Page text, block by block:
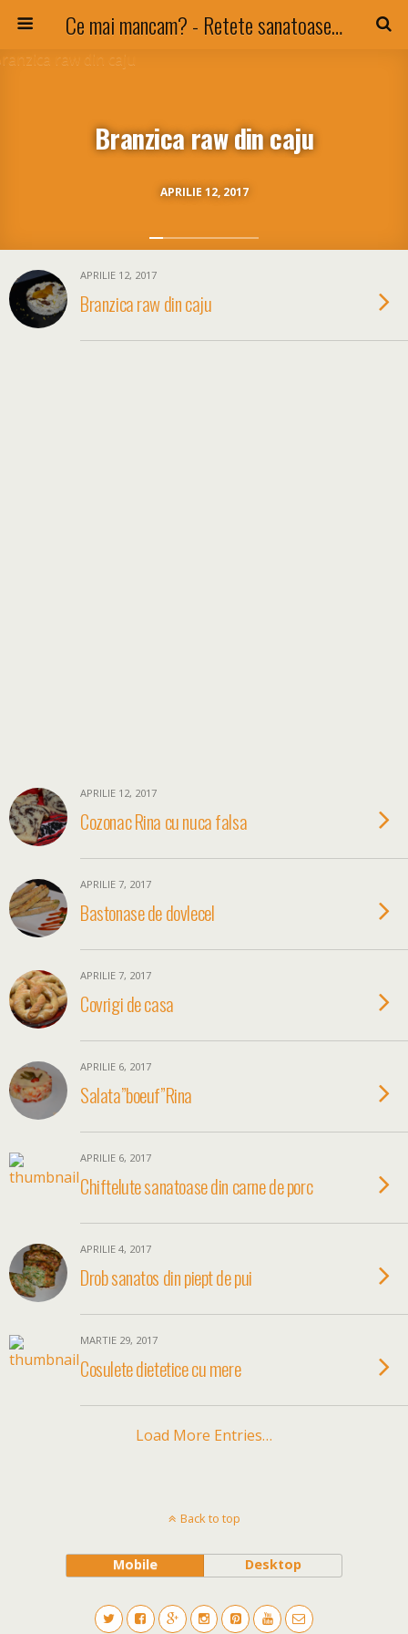
Ce mai mancam? - Retete sanatoase si nu numai !
APRILIE 12, 2017
Branzica raw din caju
APRILIE 12, 2017
Branzica raw din caju
APRILIE 12, 2017
Cozonac Rina cu nuca falsa
APRILIE 7, 2017
Bastonase de dovlecel
APRILIE 7, 2017
Covrigi de casa
APRILIE 6, 2017
Salata”boeuf”Rina
APRILIE 6, 2017
Chiftelute sanatoase din carne de porc
APRILIE 4, 2017
Drob sanatos din piept de pui
MARTIE 29, 2017
Cosulete dietetice cu mere
Load More Entries…
Back to top
Mobile Desktop